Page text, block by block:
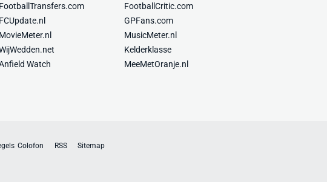
FootballTransfers.com
FootballCritic.com
FCUpdate.nl
GPFans.com
MovieMeter.nl
MusicMeter.nl
Kelderklasse
Watch
MeeMetOranje.nl
Colofon RSS
Sitemap